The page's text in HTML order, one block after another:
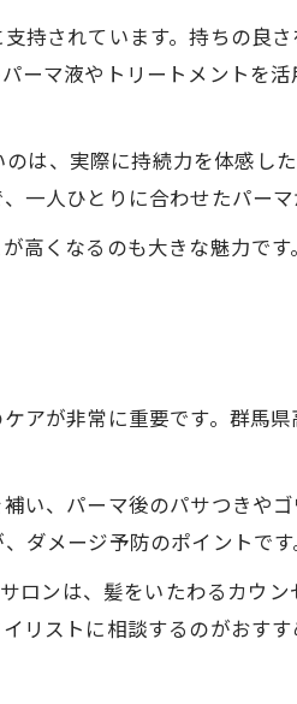
施術テクニック
バランスを考える
良いメンズパーマを
ズパーマ比較表
につながる理由
ーマ選びのポイント
種類一覧表
ーマの選び方
敗しない秘訣
上がりを目指す
持されています。持ちの良
ーマ液やトリートメントを
は、実際に持続力を体感し
一人ひとりに合わせたパーマ
高くなるのも大きな魅力で
アが非常に重要です。群馬
い、パーマ後のパサつきや
ダメージ予防のポイントです
ンは、髪をいたわるカウ
リストに相談するのがおすす